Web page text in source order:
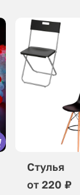
Стулья
от 220 ₽